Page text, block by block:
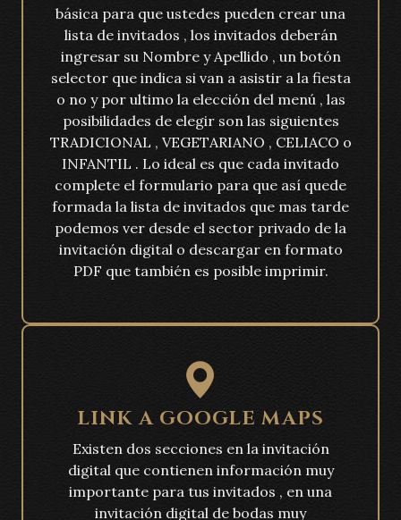
básica para que ustedes pueden crear una
lista de invitados , los invitados deberán
ingresar su Nombre y Apellido , un botón
selector que indica si van a asistir a la fiesta
o no y por ultimo la elección del menú , las
posibilidades de elegir son las siguientes
TRADICIONAL , VEGETARIANO , CELIACO o
INFANTIL . Lo ideal es que cada invitado
complete el formulario para que así quede
formada la lista de invitados que mas tarde
podemos ver desde el sector privado de la
invitación digital o descargar en formato
PDF que también es posible imprimir.
LINK A GOOGLE MAPS
Existen dos secciones en la invitación
digital que contienen información muy
importante para tus invitados , en una
invitación digital de bodas muy